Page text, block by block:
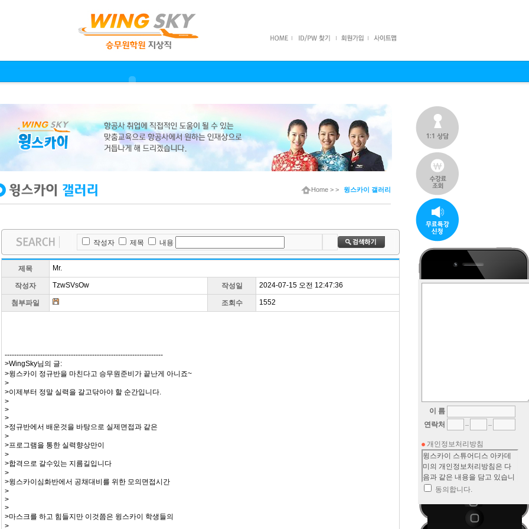
Home > > 윙스카이 갤러리
작성자 제목 내용
제목 Mr.
작성자 TzwSVsOw 작성일 2024-07-15 오전 12:47:36
첨부파일 조회수 1552
-------------------------------------------------------------------
>WingSky님의 글:
>윙스카이 정규반을 마친다고 승무원준비가 끝난게 아니죠~
>
>이제부터 정말 실력을 갈고닦아야 할 순간입니다.
>
>
>
>정규반에서 배운것을 바탕으로 실제면접과 같은
>
>프로그램을 통한 실력향상만이
>
>합격으로 갈수있는 지름길입니다
>
>윙스카이심화반에서 공채대비를 위한 모의면접시간
>
>
>
>마스크를 하고 힘들지만 이것쯤은 윙스카이 학생들의
>
이 름
연락처
개인정보처리방침
동의합니다.